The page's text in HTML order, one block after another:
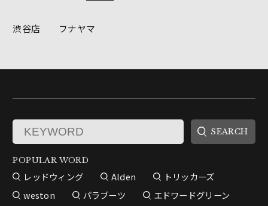
渋谷店 フナヤマ
POPULAR WORD
レッドウィング Alden
トリッカーズ
weston
パラブーツ
エドワードグリーン